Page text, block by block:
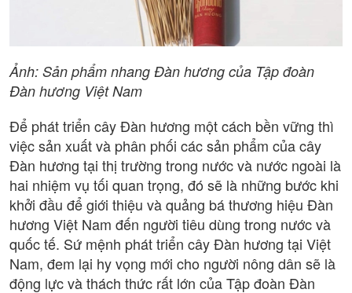
Ảnh: Sản phẩm nhang Đàn hương của Tập đoàn
Đàn hương Việt Nam
Để phát triển cây Đàn hương một cách bền vững thì
việc sản xuất và phân phối các sản phẩm của cây
Đàn hương tại thị trường trong nước và nước ngoài là
hai nhiệm vụ tối quan trọng, đó sẽ là những bước khi
khởi đầu để giới thiệu và quảng bá thương hiệu Đàn
hương Việt Nam đến người tiêu dùng trong nước và
quốc tế. Sứ mệnh phát triển cây Đàn hương tại Việt
Nam, đem lại hy vọng mới cho người nông dân sẽ là
động lực và thách thức rất lớn của Tập đoàn Đàn